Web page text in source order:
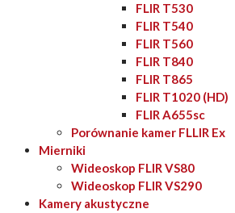
FLIR T530
FLIR T540
FLIR T560
FLIR T840
FLIR T865
FLIR T1020 (HD)
FLIR A655sc
Porównanie kamer FLLIR Ex
Mierniki
Wideoskop FLIR VS80
Wideoskop FLIR VS290
Kamery akustyczne